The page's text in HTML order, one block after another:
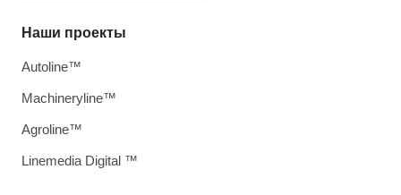
Наши проекты
Autoline™
Machineryline™
Agroline™
Linemedia Digital ™